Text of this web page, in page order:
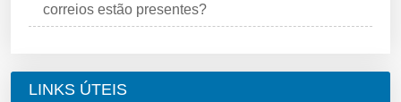
correios estão presentes?
LINKS ÚTEIS